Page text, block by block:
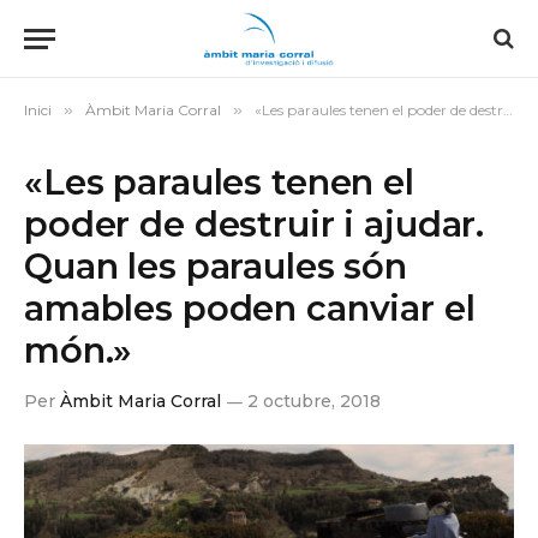
Inici » Àmbit Maria Corral » «Les paraules tenen el poder de destruir i ajudar. Quan les paraules són amables poden canviar el món.»
«Les paraules tenen el
poder de destruir i ajudar.
Quan les paraules són
amables poden canviar el
món.»
Per Àmbit Maria Corral 2 octubre, 2018